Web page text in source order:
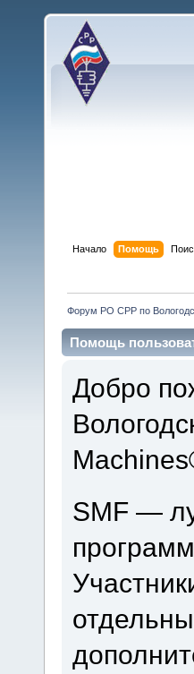
Начало Помощь
Форум РО СРР по
Помощь
Добро
SMF —